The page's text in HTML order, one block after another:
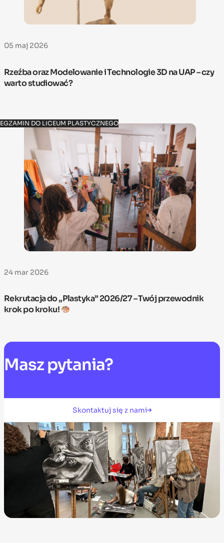
05 maj 2026
Rzeźba oraz Modelowanie i Technologie 3D na UAP – czy
warto studiować?
EGZAMIN DO LICEUM PLASTYCZNEGO
24 mar 2026
Rekrutacja do „Plastyka” 2026/27 – Twój przewodnik
krok po kroku!
Masz pytania?
Skontaktuj się z nami